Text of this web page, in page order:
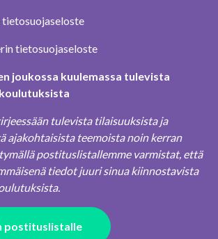
tietosuojaseloste
joukossa kuulemassa tulevista
tulevista tilaisuuksista ja
ajakohtaisista teemoista noin kerran
postituslistallemme varmistat, että
tiedot juuri sinua kiinnostavista
postituslistalle